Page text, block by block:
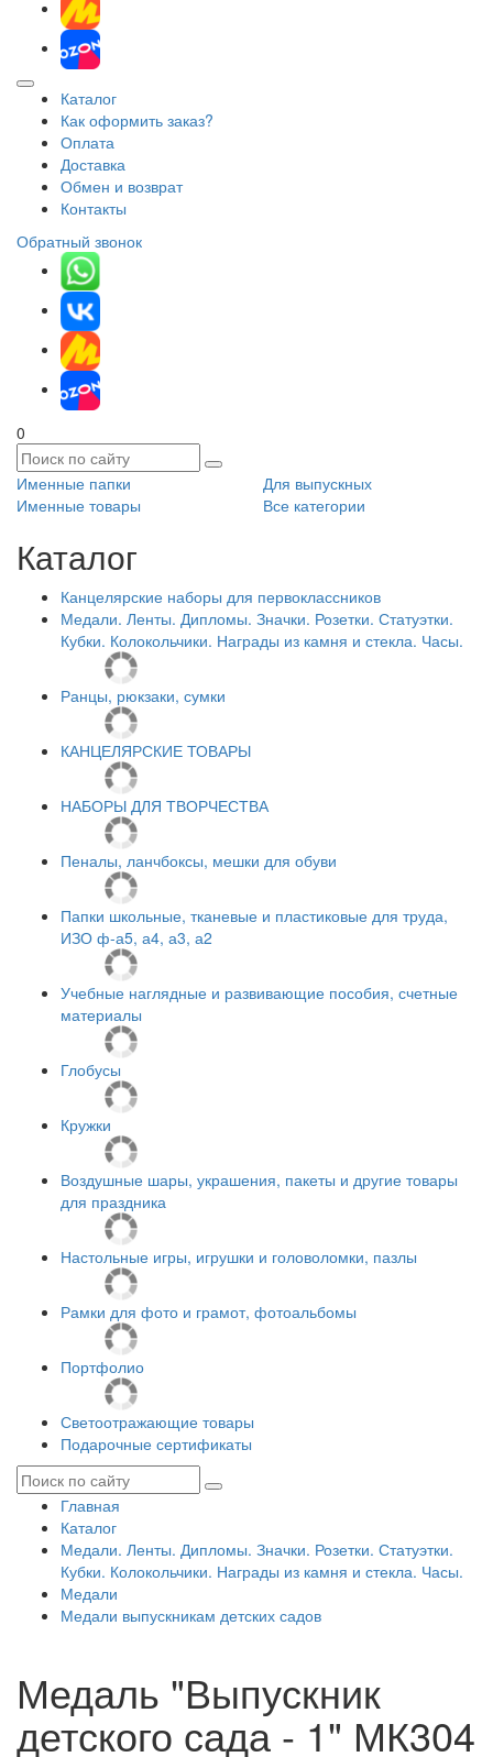
Каталог
Как оформить заказ?
Оплата
Доставка
Обмен и возврат
Контакты
Обратный звонок
0
Именные папки
Для выпускных
Именные товары
Все категории
Каталог
Канцелярские наборы для первоклассников
Медали. Ленты. Дипломы. Значки. Розетки. Статуэтки.
Кубки. Колокольчики. Награды из камня и стекла. Часы.
Ранцы, рюкзаки, сумки
КАНЦЕЛЯРСКИЕ ТОВАРЫ
НАБОРЫ ДЛЯ ТВОРЧЕСТВА
Пеналы, ланчбоксы, мешки для обуви
Папки школьные, тканевые и пластиковые для труда,
ИЗО ф-а5, а4, а3, а2
Учебные наглядные и развивающие пособия, счетные
материалы
Глобусы
Кружки
Воздушные шары, украшения, пакеты и другие товары
для праздника
Настольные игры, игрушки и головоломки, пазлы
Рамки для фото и грамот, фотоальбомы
Портфолио
Светоотражающие товары
Подарочные сертификаты
Главная
Каталог
Медали. Ленты. Дипломы. Значки. Розетки. Статуэтки.
Кубки. Колокольчики. Награды из камня и стекла. Часы.
Медали
Медали выпускникам детских садов
Медаль "Выпускник
детского сада - 1" МК304